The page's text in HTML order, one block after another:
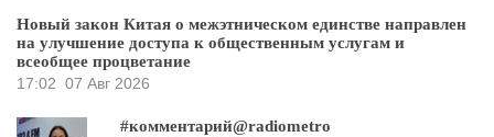
Новый закон Китая о межэтническом единстве направлен
на улучшение доступа к общественным услугам и
всеобщее процветание
17:02 07 Авг 2026
#комментарий@radiometro